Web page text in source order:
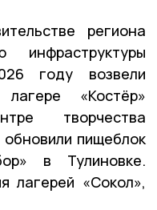
региона
инфраструктуры
году возвели
«Костёр»
творчества
пищеблок
в Тулиновке.
лагерей «Сокол»,